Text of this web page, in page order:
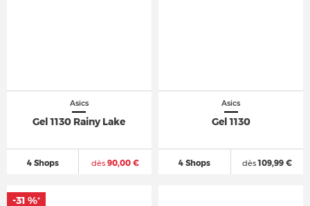
Asics
Gel 1130 Rainy Lake
4 Shops dès90,00 €
Asics
Gel 1130
4 Shops dès109,99 €
-31 %*